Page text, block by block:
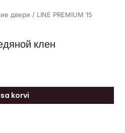
двери / LINE PREMIUM 15
клен
korvi